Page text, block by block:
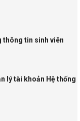
thông tin sinh viên
lý tài khoản Hệ thống